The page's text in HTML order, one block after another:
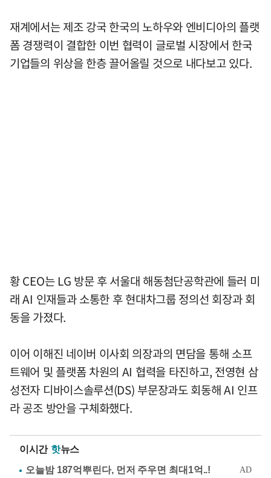
재계에서는 제조 강국 한국의 노하우와 엔비디아의 플랫
폼 경쟁력이 결합한 이번 협력이 글로벌 시장에서 한국
기업들의 위상을 한층 끌어올릴 것으로 내다보고 있다.
황 CEO는 LG 방문 후 서울대 해동첨단공학관에 들러 미
래 AI 인재들과 소통한 후 현대차그룹 정의선 회장과 회
동을 가졌다.
이어 이해진 네이버 이사회 의장과의 면담을 통해 소프
트웨어 및 플랫폼 차원의 AI 협력을 타진하고, 전영현 삼
성전자 디바이스솔루션(DS) 부문장과도 회동해 AI 인프
라 공조 방안을 구체화했다.
이시간 핫뉴스